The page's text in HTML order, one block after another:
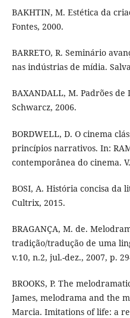
BAKHTIN, M. Estética da
Fontes, 2000.
BARRETO, R. Seminário
nas indústrias de mídia.
BAXANDALL, M. Padrões
Schwarcz, 2006.
BORDWELL, D. O cinema
princípios narrativos. In:
contemporânea do cinema.
BOSI, A. História concisa da
Cultrix, 2015.
BRAGANÇA, M. de.
tradição/tradução de uma
v.10, n.2, jul.-dez., 2007, p.
BROOKS, P. The
James, melodrama and the
Marcia. Imitations of life: a